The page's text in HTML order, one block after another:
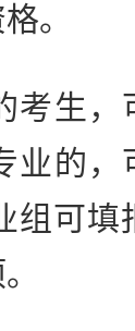
。
生，
业的
组可